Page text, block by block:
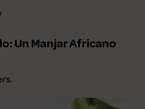
Un Manjar Africano